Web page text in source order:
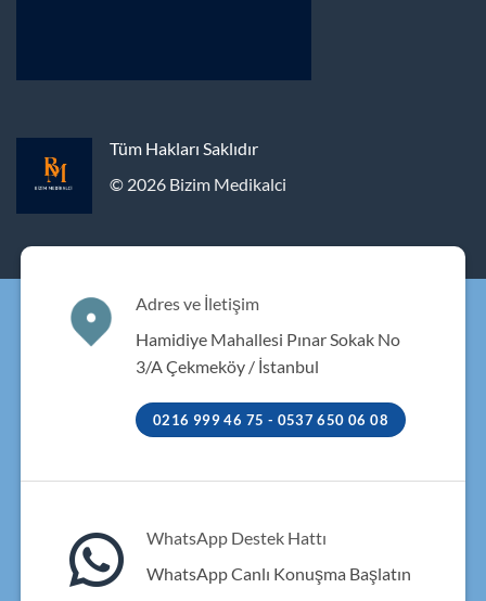
Tüm Hakları Saklıdır
© 2026 Bizim Medikalci
Adres ve İletişim
Hamidiye Mahallesi Pınar Sokak No
3/A Çekmeköy / İstanbul
0216 999 46 75 - 0537 650 06 08
WhatsApp Destek Hattı
WhatsApp Canlı Konuşma Başlatın